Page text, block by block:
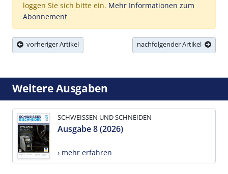
loggen Sie sich bitte ein. Mehr Informationen zum
Abonnement
vorheriger Artikel nachfolgender Artikel
Weitere Ausgaben
SCHWEISSEN UND SCHNEIDEN
Ausgabe 8 (2026)
› mehr erfahren